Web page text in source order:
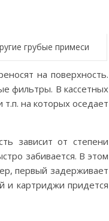
грубые примеси
на поверхность.
фильтры. В кассетных
на которых оседает
зависит от степени
забивается. В этом
первый задерживает
и картриджи придется